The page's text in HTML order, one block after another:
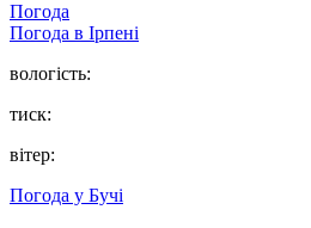
Погода
Погода в Ірпені
вологість:
тиск:
вітер:
Погода у Бучі